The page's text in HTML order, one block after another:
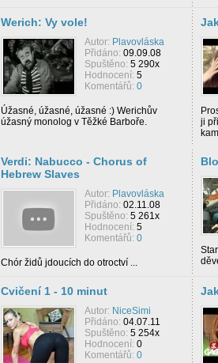
Werich: Vy vole!
Autor: Plavovláska
Přidáno: 09.09.08
Spuštěno: 5 290x
Hodnocení: 5
Komentářů: 0
Úžasné, úžasné, úžasné :) Werichův
úžasný monolog v Těžké Barboře.
ji
Verdi: Nabucco - Chorus of
Hebrew Slaves
Autor: Plavovláska
Přidáno: 02.11.08
Spuštěno: 5 261x
Hodnocení: 5
Komentářů: 0
Chór židů jdoucích do otroctví ...
Cvičení 1 - 10 minut
Autor: NiceSimi
Přidáno: 04.07.11
Spuštěno: 5 254x
Hodnocení: 0
Komentářů: 0